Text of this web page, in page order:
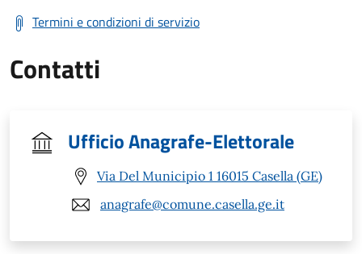
Termini e condizioni di servizio
Contatti
Ufficio Anagrafe-Elettorale
Via Del Municipio 1 16015 Casella (GE)
anagrafe@comune.casella.ge.it